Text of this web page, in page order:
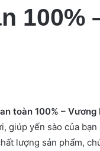
100%
toàn 100% – Vương
giúp yến sào của
lượng sản phẩm,